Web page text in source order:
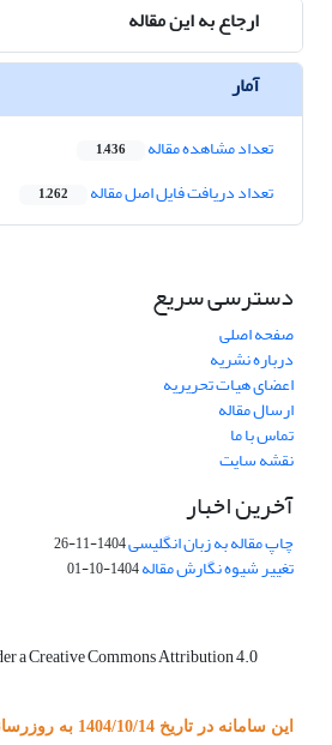
ارجاع به این مقاله
آمار
تعداد مشاهده مقاله 1,436
تعداد دریافت فایل اصل مقاله 1,262
دسترسی سریع
صفحه اصلی
درباره نشریه
اعضای هیات تحریریه
ارسال مقاله
تماس با ما
نقشه سایت
آخرین اخبار
چاپ مقاله به زبان انگلیسی1404-11-26
تغییر شیوه نگارش مقاله1404-10-01
a Creative Commons Attribution 4.0
این سامانه در تاریخ 1404/10/14 به روزرسانی شد.